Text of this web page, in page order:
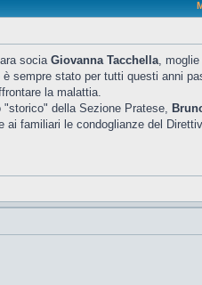
socia Giovanna Tacchella,
sempre stato per tutti questi anni
la malattia.
della Sezione Pratese,
ai familiari le condoglianze del